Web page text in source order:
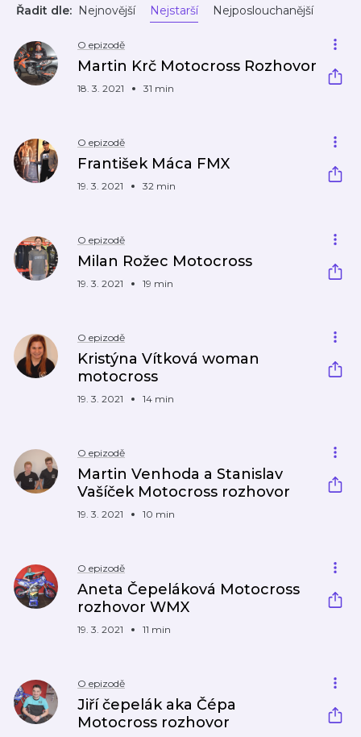
Řadit dle: Nejnovější Nejstarší Nejposlouchanější
O epizodě
Martin Krč Motocross Rozhovor
18. 3. 2021 31 min
O epizodě
František Máca FMX
19. 3. 2021 32 min
O epizodě
Milan Rožec Motocross
19. 3. 2021 19 min
O epizodě
Kristýna Vítková woman
motocross
19. 3. 2021 14 min
O epizodě
Martin Venhoda a Stanislav
Vašíček Motocross rozhovor
19. 3. 2021 10 min
O epizodě
Aneta Čepeláková Motocross
rozhovor WMX
19. 3. 2021 11 min
O epizodě
Jiří čepelák aka Čépa
Motocross rozhovor